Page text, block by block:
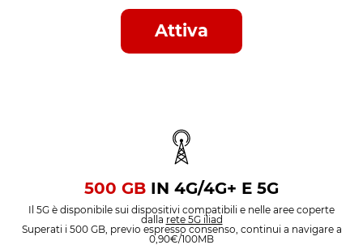
Attiva
500 GB IN 4G/4G+ E 5G
Il 5G è disponibile sui dispositivi compatibili e nelle aree coperte
dalla rete 5G iliad
Superati i 500 GB, previo espresso consenso, continui a navigare a
0,90€/100MB